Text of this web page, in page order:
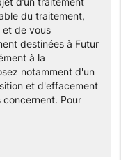
du traitement,
de vous
destinées à Futur
à la
notamment d'un
et d'effacement
concernent. Pour